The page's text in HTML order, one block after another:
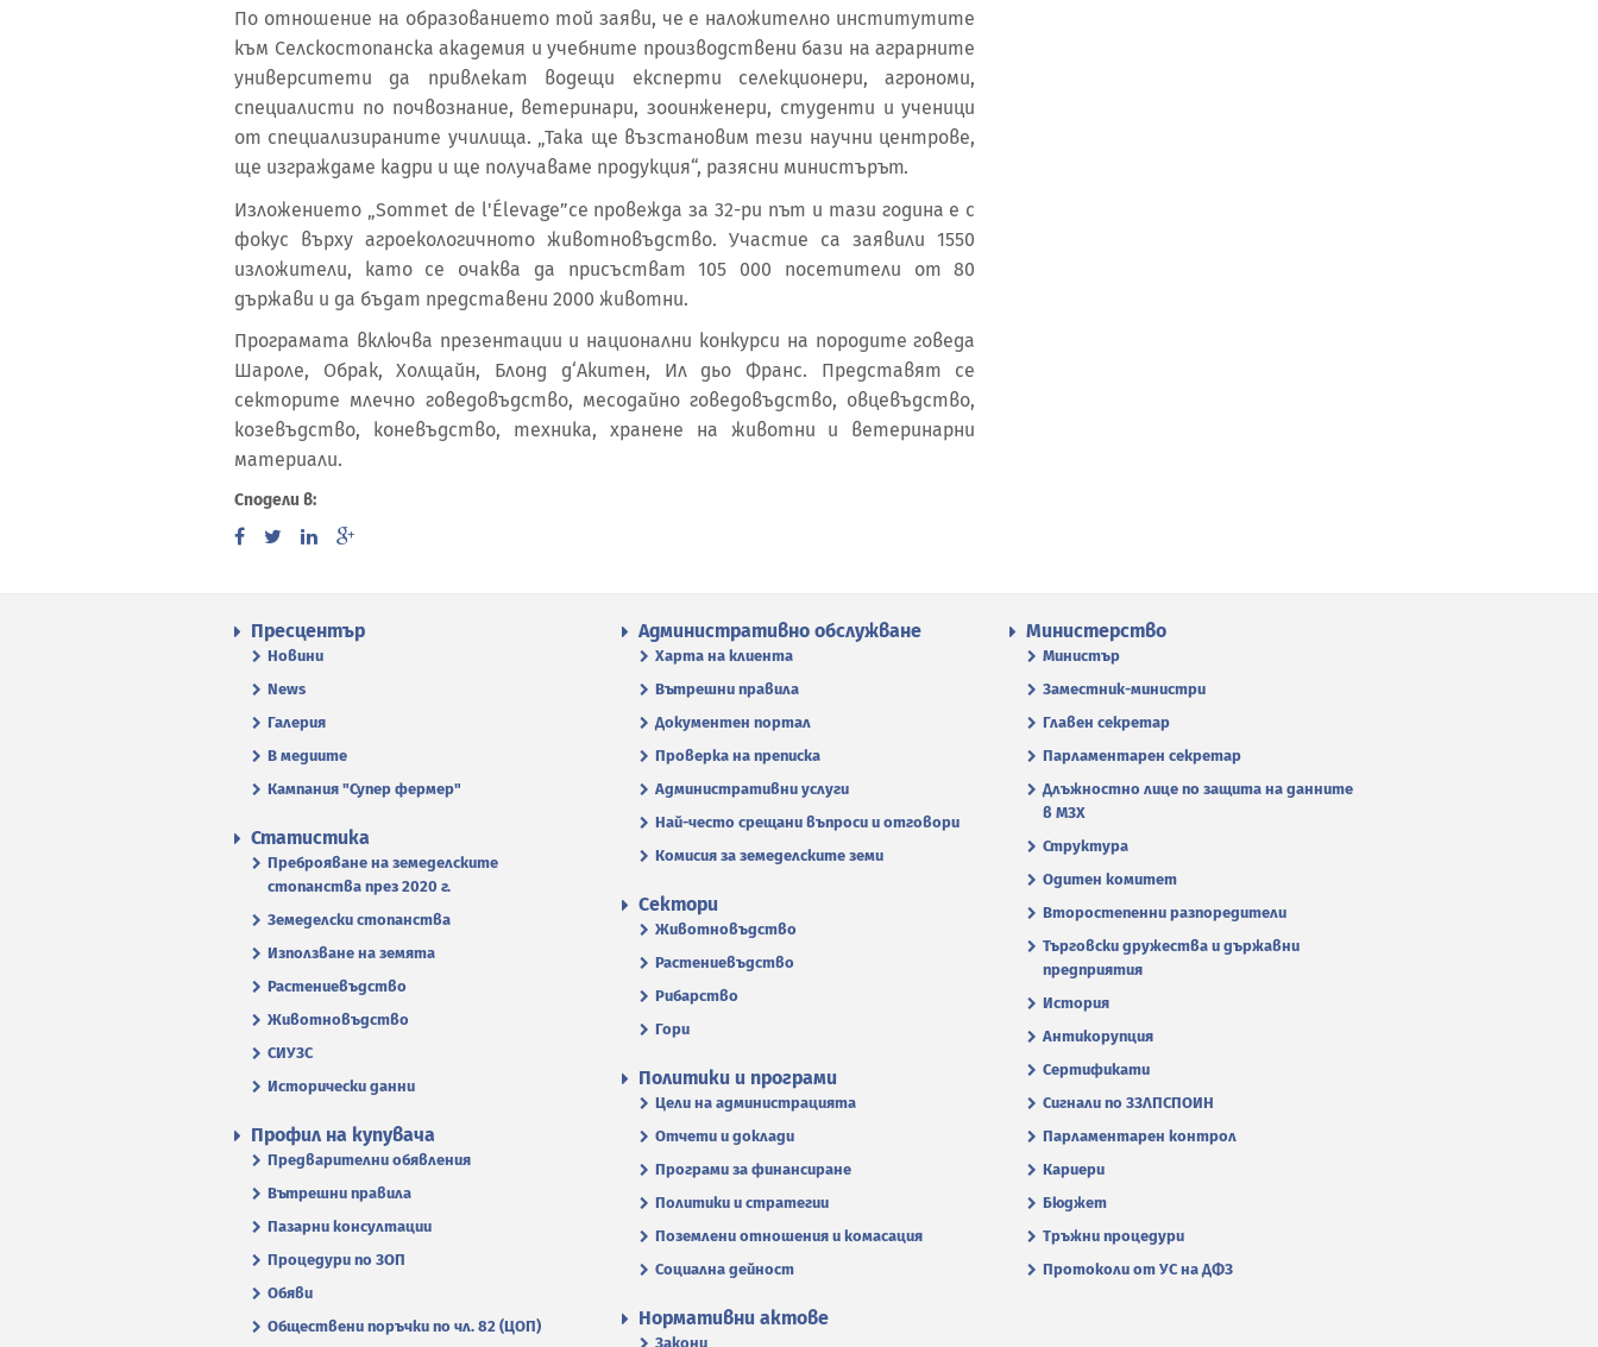
По отношение на образованието той заяви, че е наложително институтите
към Селскостопанска академия и учебните производствени бази на аграрните
университети да привлекат водещи експерти селекционери, агрономи,
специалисти по почвознание, ветеринари, зооинженери, студенти и ученици
от специализираните училища. „Така ще възстановим тези научни центрове,
ще изграждаме кадри и ще получаваме продукция“, разясни министърът.
Изложението „Sommet de l'Élevage”се провежда за 32-ри път и тази година е с
фокус върху агроекологичното животновъдство. Участие са заявили 1550
изложители, като се очаква да присъстват 105 000 посетители от 80
държави и да бъдат представени 2000 животни.
Програмата включва презентации и национални конкурси на породите говеда
Шароле, Обрак, Холщайн, Блонд д‘Акитен, Ил дьо Франс. Представят се
секторите млечно говедовъдство, месодайно говедовъдство, овцевъдство,
козевъдство, коневъдство, техника, хранене на животни и ветеринарни
материали.
Сподели в:
Пресцентър
Новини
News
Галерия
В медиите
Кампания "Супер фермер"
Административно обслужване
Харта на клиента
Вътрешни правила
Документен портал
Проверка на преписка
Административни услуги
Най-често срещани въпроси и отговори
Комисия за земеделските земи
Министерство
Министър
Заместник-министри
Главен секретар
Парламентарен секретар
Длъжностно лице по защита на данните
в МЗХ
Структура
Одитен комитет
Второстепенни разпоредители
Търговски дружества и държавни
предприятия
История
Антикорупция
Сертификати
Сигнали по ЗЗЛПСПОИН
Парламентарен контрол
Кариери
Бюджет
Тръжни процедури
Протоколи от УС на ДФЗ
Статистика
Преброяване на земеделските
стопанства през 2020 г.
Земеделски стопанства
Използване на земята
Растениевъдство
Животновъдство
СИУЗС
Исторически данни
Сектори
Животновъдство
Растениевъдство
Рибарство
Гори
Политики и програми
Цели на администрацията
Отчети и доклади
Програми за финансиране
Политики и стратегии
Поземлени отношения и комасация
Социална дейност
Профил на купувача
Предварителни обявления
Вътрешни правила
Пазарни консултации
Процедури по ЗОП
Обяви
Обществени поръчки по чл. 82 (ЦОП)
Нормативни актове
Закони